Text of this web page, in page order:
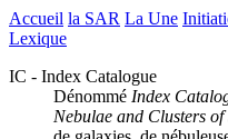
Accueil la SAR La Une
Lexique
IC - Index Catalogue
Dénommé Index
Nebulae and Clusters of